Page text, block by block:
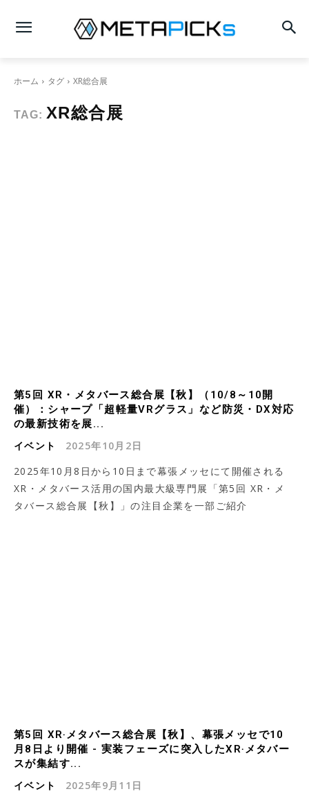
ホーム タグ XR総合展
TAG: XR総合展
第5回 XR・メタバース総合展【秋】（10/8～10開
催）：シャープ「超軽量VRグラス」など防災・DX対応
の最新技術を展...
イベント
2025年10月2日
2025年10月8日から10日まで幕張メッセにて開催される
XR・メタバース活用の国内最大級専門展「第5回 XR・メ
タバース総合展【秋】」の注目企業を一部ご紹介
第5回 XR‧メタバース総合展【秋】、幕張メッセで10
月8日より開催 - 実装フェーズに突入したXR‧メタバー
スが集結す...
イベント
2025年9月11日